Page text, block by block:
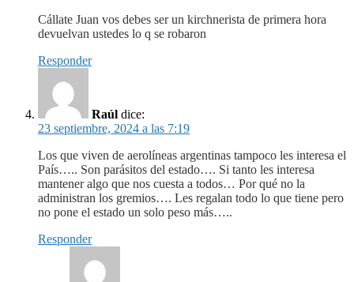
Cállate Juan vos debes ser un kirchnerista de primera hora
devuelvan ustedes lo q se robaron
Responder
Raúl dice:
23 septiembre, 2024 a las 7:19
Los que viven de aerolíneas argentinas tampoco les interesa el
País….. Son parásitos del estado…. Si tanto les interesa
mantener algo que nos cuesta a todos… Por qué no la
administran los gremios…. Les regalan todo lo que tiene pero
no pone el estado un solo peso más…..
Responder